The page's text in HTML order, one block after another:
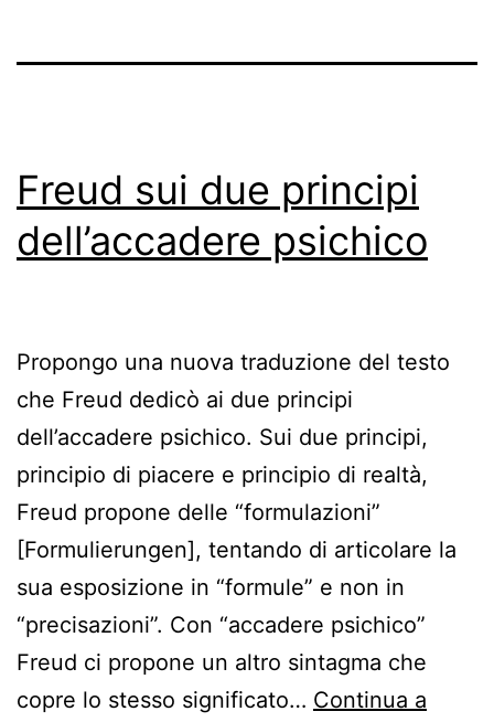
Freud sui due principi
dell’accadere psichico
Propongo una nuova traduzione del testo
che Freud dedicò ai due principi
dell’accadere psichico. Sui due principi,
principio di piacere e principio di realtà,
Freud propone delle “formulazioni”
[Formulierungen], tentando di articolare la
sua esposizione in “formule” e non in
“precisazioni”. Con “accadere psichico”
Freud ci propone un altro sintagma che
copre lo stesso significato… Continua a